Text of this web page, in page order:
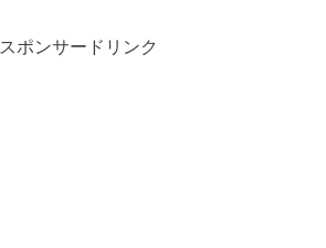
スポンサードリンク